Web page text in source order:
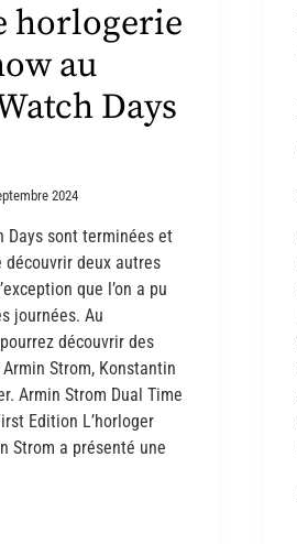
horlogerie
au
Days
2024
Days sont terminées et
découvrir deux autres
que l’on a pu
journées. Au
découvrir des
Strom, Konstantin
Armin Strom Dual Time
Edition L’horloger
Strom a présenté une